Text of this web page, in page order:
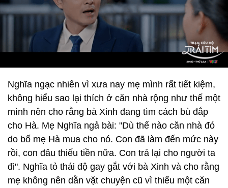
Nghĩa ngạc nhiên vì xưa nay mẹ mình rất tiết kiệm,
không hiểu sao lại thích ở căn nhà rộng như thế một
mình nên cho rằng bà Xinh đang tìm cách bù đắp
cho Hà. Mẹ Nghĩa ngả bài: "Dù thế nào căn nhà đó
do bố mẹ Hà mua cho nó. Con đã làm đến mức này
rồi, con đâu thiếu tiền nữa. Con trả lại cho người ta
đi". Nghĩa tỏ thái độ gay gắt với bà Xinh và cho rằng
mẹ không nên dằn vặt chuyện cũ vì thiếu một căn